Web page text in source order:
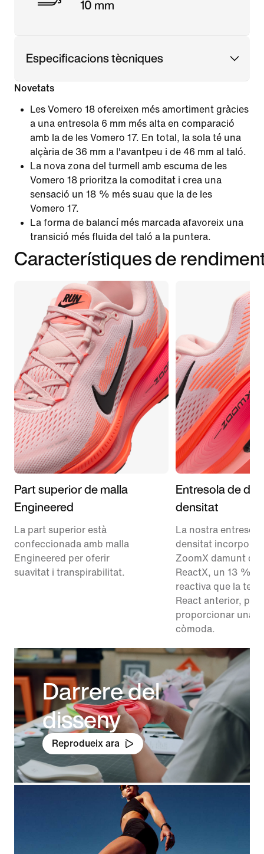
10 mm
Especificacions tècniques
Novetats
Les Vomero 18 ofereixen més amortiment gràcies
a una entresola 6 mm més alta en comparació
amb la de les Vomero 17. En total, la sola té una
alçària de 36 mm a l'avantpeu i de 46 mm al taló.
La nova zona del turmell amb escuma de les
Vomero 18 prioritza la comoditat i crea una
sensació un 18 % més suau que la de les
Vomero 17.
La forma de balancí més marcada afavoreix una
transició més fluida del taló a la puntera.
Característiques de
Part superior de malla
Engineered
La part superior està
confeccionada amb malla
Engineered per oferir
suavitat i transpirabilitat.
Entresola de
densitat
La nostra
densitat incorpora
ZoomX damunt de
ReactX, un 13 %
reactiva que la
React anterior, per
proporcionar una
còmoda.
Darrere del
disseny
Reprodueix ara